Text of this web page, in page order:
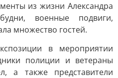
из жизни Александра
военные подвиги,
множество гостей.
в мероприятии
полиции и ветераны
а также представители